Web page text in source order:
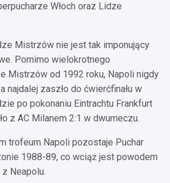
Włoch oraz Lidze
Mistrzów nie jest tak imponujący
Pomimo wielokrotnego
Mistrzów od 1992 roku, Napoli nigdy
najdalej zaszło do ćwierćfinału w
po pokonaniu Eintrachtu Frankfurt
z AC Milanem 2:1 w dwumeczu.
trofeum Napoli pozostaje Puchar
1988-89, co wciąż jest powodem
Neapolu.